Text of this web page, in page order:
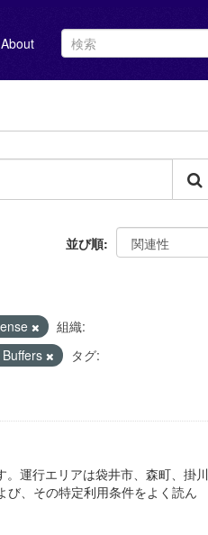
About
並び順
組織:
タグ:
。運行エリアは袋井市、森町、掛川
び、その特定利用条件をよく読ん